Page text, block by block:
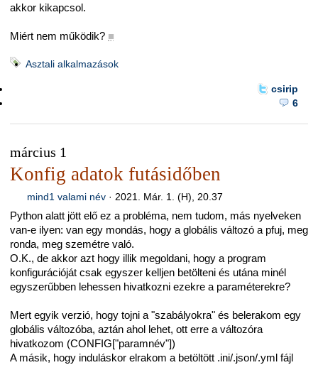
akkor kikapcsol.
Miért nem működik? ■
Asztali alkalmazások
csirip
6
március 1
Konfig adatok futásidőben
mind1 valami név· 2021. Már. 1. (H), 20.37
Python alatt jött elő ez a probléma, nem tudom, más nyelveken
van-e ilyen: van egy mondás, hogy a globális változó a pfuj, meg
ronda, meg szemétre való.
O.K., de akkor azt hogy illik megoldani, hogy a program
konfigurációját csak egyszer kelljen betölteni és utána minél
egyszerűbben lehessen hivatkozni ezekre a paraméterekre?
Mert egyik verzió, hogy tojni a "szabályokra" és belerakom egy
globális változóba, aztán ahol lehet, ott erre a változóra
hivatkozom (CONFIG["paramnév"])
A másik, hogy induláskor elrakom a betöltött .ini/.json/.yml fájl